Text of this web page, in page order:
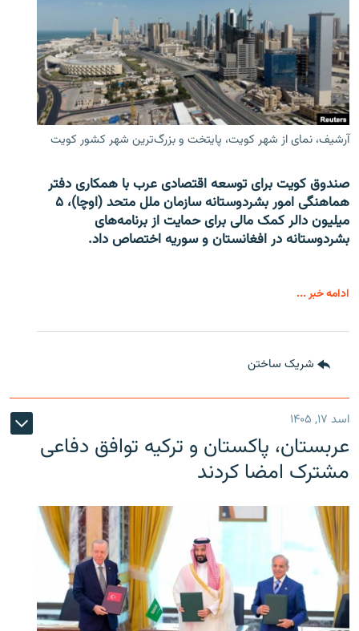
آرشیف، نمای از شهر کویت، پایتخت و بزرگ‌ترین شهر کشور کویت
صندوق کویت برای توسعه اقتصادی عرب با همکاری دفتر
هماهنگی امور بشردوستانه سازمان ملل متحد (اوچا)، ۵
میلیون دالر کمک مالی برای حمایت از برنامه‌های
بشردوستانه در افغانستان و سوریه اختصاص داد.
ادامه خبر ...
شریک ساختن
اسد ۱۷, ۱۴۰۵
عربستان، پاکستان و ترکیه توافق دفاعی
مشترک امضا کردند